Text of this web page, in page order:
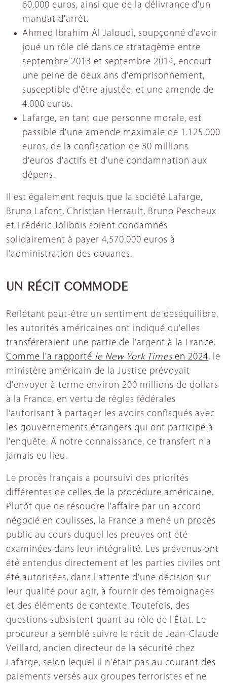
60.000 euros, ainsi que de la délivrance d'un
mandat d'arrêt.
Ahmed Ibrahim Al Jaloudi, soupçonné d'avoir
joué un rôle clé dans ce stratagème entre
septembre 2013 et septembre 2014, encourt
une peine de deux ans d'emprisonnement,
susceptible d'être ajustée, et une amende de
4.000 euros.
Lafarge, en tant que personne morale, est
passible d'une amende maximale de 1.125.000
euros, de la confiscation de 30 millions
d'euros d'actifs et d'une condamnation aux
dépens.
Il est également requis que la société Lafarge,
Bruno Lafont, Christian Herrault, Bruno Pescheux
et Frédéric Jolibois soient condamnés
solidairement à payer 4,570.000 euros à
l’administration des douanes.
UN RÉCIT COMMODE
Reflétant peut-être un sentiment de déséquilibre,
les autorités américaines ont indiqué qu'elles
transféreraient une partie de l'argent à la France.
Comme l'a rapporté le New York Times en 2024, le
ministère américain de la Justice prévoyait
d'envoyer à terme environ 200 millions de dollars
à la France, en vertu de règles fédérales
l’autorisant à partager les avoirs confisqués avec
les gouvernements étrangers qui ont participé à
l'enquête. À notre connaissance, ce transfert n'a
jamais eu lieu.
Le procès français a poursuivi des priorités
différentes de celles de la procédure américaine.
Plutôt que de résoudre l'affaire par un accord
négocié en coulisses, la France a mené un procès
public au cours duquel les preuves ont été
examinées dans leur intégralité. Les prévenus ont
été entendus directement et les parties civiles ont
été autorisées, dans l'attente d'une décision sur
leur qualité pour agir, à fournir des témoignages
et des éléments de contexte. Toutefois, des
questions subsistent quant au rôle de l'État. Le
procureur a semblé suivre le récit de Jean-Claude
Veillard, ancien directeur de la sécurité chez
Lafarge, selon lequel il n'était pas au courant des
paiements versés aux groupes terroristes et ne